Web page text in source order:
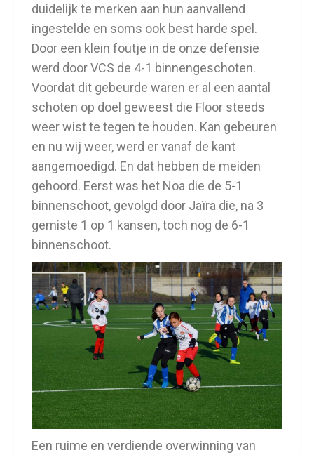
duidelijk te merken aan hun aanvallend
ingestelde en soms ook best harde spel.
Door een klein foutje in de onze defensie
werd door VCS de 4-1 binnengeschoten.
Voordat dit gebeurde waren er al een aantal
schoten op doel geweest die Floor steeds
weer wist te tegen te houden. Kan gebeuren
en nu wij weer, werd er vanaf de kant
aangemoedigd. En dat hebben de meiden
gehoord. Eerst was het Noa die de 5-1
binnenschoot, gevolgd door Jaïra die, na 3
gemiste 1 op 1 kansen, toch nog de 6-1
binnenschoot.
Een ruime en verdiende overwinning van